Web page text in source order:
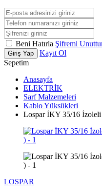
Beni Hatırla Şifremi
Giriş Yap
Kayıt Ol
Sepetim
Anasayfa
ELEKTRİK
Sarf Malzemeleri
Kablo Yüksükleri
Lospar İKY 35/16
LOSPAR